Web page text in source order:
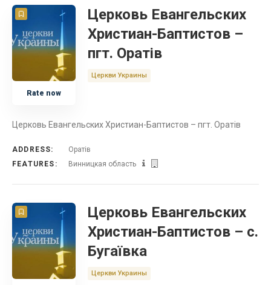
Rate now
Церковь Евангельских
Христиан-Баптистов –
пгт. Оратів
Церкви Украины
Церковь Евангельских Христиан-Баптистов – пгт. Оратів
ADDRESS:
Оратів
FEATURES:
Винницкая область
Церковь Евангельских
Христиан-Баптистов – с.
Бугаївка
Церкви Украины